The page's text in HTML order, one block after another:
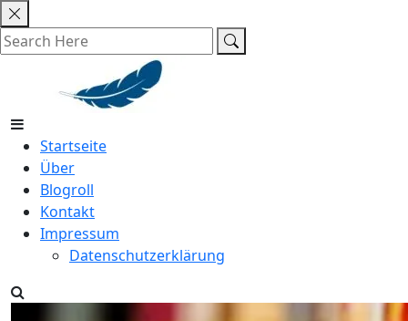
Skip
to
content
Startseite
Über
Blogroll
Kontakt
Impressum
Datenschutzerklärung